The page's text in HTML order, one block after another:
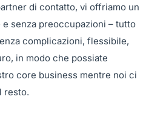
di contatto, vi offriamo un
senza preoccupazioni – tutto
complicazioni, flessibile,
in modo che possiate
core business mentre noi ci
resto.